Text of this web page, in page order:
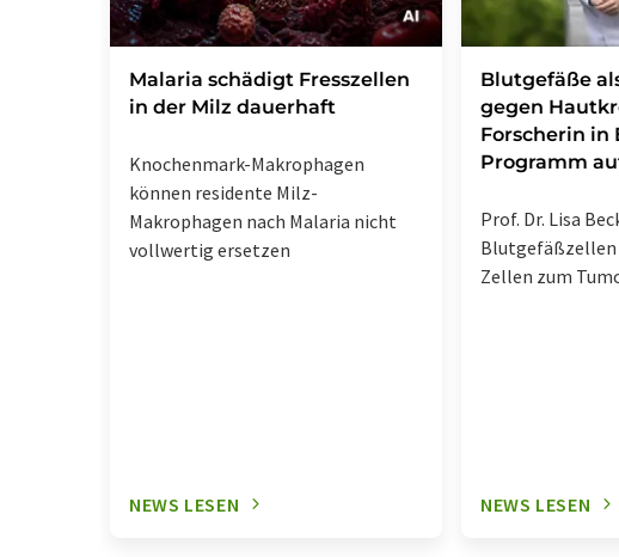
Malaria schädigt Fresszellen
in der Milz dauerhaft
Knochenmark-Makrophagen
können residente Milz-
Makrophagen nach Malaria nicht
vollwertig ersetzen
NEWS LESEN
Blutgefäße
gegen
Forscherin in
Programm
Prof. Dr. Lisa
Blutgefäßzellen
Zellen zum
NEWS LESEN